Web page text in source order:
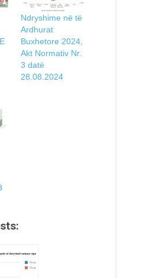
Ndryshime në të
Ardhurat
Buxhetore 2024,
Akt Normativ Nr.
3 datë
28.08.2024